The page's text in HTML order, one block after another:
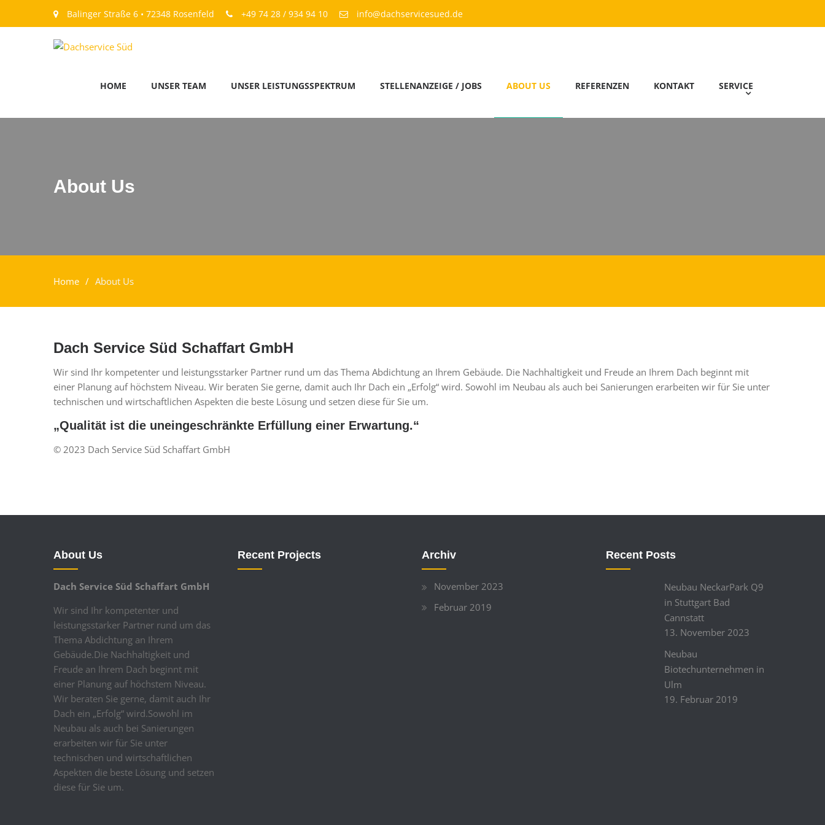
Balinger Straße 6 • 72348 Rosenfeld +49 74 28 / 934 94 10 info@dachservicesued.de
HOME UNSER TEAM UNSER LEISTUNGSSPEKTRUM STELLENANZEIGE / JOBS ABOUT US REFERENZEN KONTAKT SERVICE
About Us
Home About Us
Dach Service Süd Schaffart GmbH
Wir sind Ihr kompetenter und leistungsstarker Partner rund um das Thema Abdichtung an Ihrem Gebäude. Die Nachhaltigkeit und Freude an Ihrem Dach beginnt mit
einer Planung auf höchstem Niveau. Wir beraten Sie gerne, damit auch Ihr Dach ein „Erfolg“ wird. Sowohl im Neubau als auch bei Sanierungen erarbeiten wir für Sie unter
technischen und wirtschaftlichen Aspekten die beste Lösung und setzen diese für Sie um.
„Qualität ist die uneingeschränkte Erfüllung einer Erwartung.“
© 2023 Dach Service Süd Schaffart GmbH
About Us
Dach Service Süd Schaffart GmbH
Wir sind Ihr kompetenter und
leistungsstarker Partner rund um das
Thema Abdichtung an Ihrem
Gebäude.Die Nachhaltigkeit und
Freude an Ihrem Dach beginnt mit
einer Planung auf höchstem Niveau.
Wir beraten Sie gerne, damit auch Ihr
Dach ein „Erfolg“ wird.Sowohl im
Neubau als auch bei Sanierungen
erarbeiten wir für Sie unter
technischen und wirtschaftlichen
Aspekten die beste Lösung und setzen
diese für Sie um.
Recent Projects Archiv
November 2023
Februar 2019
Recent Posts
Neubau NeckarPark Q9
in Stuttgart Bad
Cannstatt
13. November 2023
Neubau
Biotechunternehmen in
Ulm
19. Februar 2019